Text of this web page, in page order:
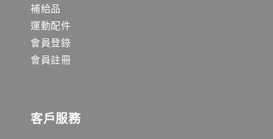
補給品
運動配件
會員登錄
會員註冊
客戶服務